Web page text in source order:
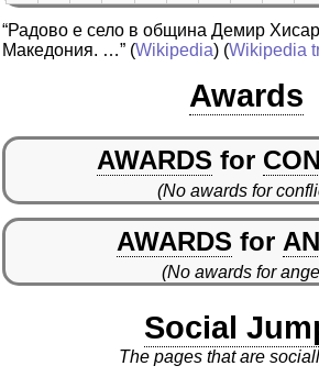
“Радово е село в община Демир
Македония. …” (Wikipedia) (Wikipedia
Awards
AWARDS for
(No awards for
AWARDS for
(No awards for
Social
The pages that are